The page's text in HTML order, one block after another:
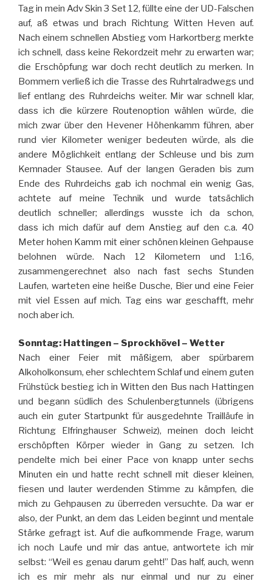
Tag in mein Adv Skin 3 Set 12, füllte eine der UD-Falschen
auf, aß etwas und brach Richtung Witten Heven auf.
Nach einem schnellen Abstieg vom Harkortberg merkte
ich schnell, dass keine Rekordzeit mehr zu erwarten war;
die Erschöpfung war doch recht deutlich zu merken. In
Bommern verließ ich die Trasse des Ruhrtalradwegs und
lief entlang des Ruhrdeichs weiter. Mir war schnell klar,
dass ich die kürzere Routenoption wählen würde, die
mich zwar über den Hevener Höhenkamm führen, aber
rund vier Kilometer weniger bedeuten würde, als die
andere Möglichkeit entlang der Schleuse und bis zum
Kemnader Stausee. Auf der langen Geraden bis zum
Ende des Ruhrdeichs gab ich nochmal ein wenig Gas,
achtete auf meine Technik und wurde tatsächlich
deutlich schneller; allerdings wusste ich da schon,
dass ich mich dafür auf dem Anstieg auf den c.a. 40
Meter hohen Kamm mit einer schönen kleinen Gehpause
belohnen würde. Nach 12 Kilometern und 1:16,
zusammengerechnet also nach fast sechs Stunden
Laufen, warteten eine heiße Dusche, Bier und eine Feier
mit viel Essen auf mich. Tag eins war geschafft, mehr
noch aber ich.
Sonntag: Hattingen – Sprockhövel – Wetter
Nach einer Feier mit mäßigem, aber spürbarem
Alkoholkonsum, eher schlechtem Schlaf und einem guten
Frühstück bestieg ich in Witten den Bus nach Hattingen
und begann südlich des Schulenbergtunnels (übrigens
auch ein guter Startpunkt für ausgedehnte Trailläufe in
Richtung Elfringhauser Schweiz), meinen doch leicht
erschöpften Körper wieder in Gang zu setzen. Ich
pendelte mich bei einer Pace von knapp unter sechs
Minuten ein und hatte recht schnell mit dieser kleinen,
fiesen und lauter werdenden Stimme zu kämpfen, die
mich zu Gehpausen zu überreden versuchte. Da war er
also, der Punkt, an dem das Leiden beginnt und mentale
Stärke gefragt ist. Auf die aufkommende Frage, warum
ich noch Laufe und mir das antue, antwortete ich mir
selbst: “Weil es genau darum geht!” Das half, auch, wenn
ich es mir mehr als nur einmal und nur zu einer